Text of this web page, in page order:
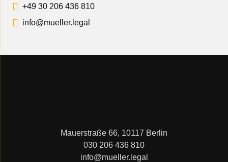
+49 30 206 436 810
info@mueller.legal
Mauerstraße 66, 10117 Berlin
030 206 436 810
info@mueller.legal